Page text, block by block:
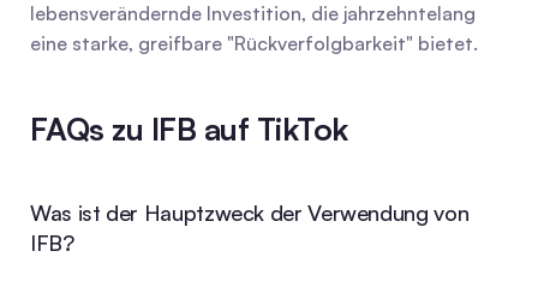
lebensverändernde Investition, die jahrzehntelang
eine starke, greifbare "Rückverfolgbarkeit" bietet.
FAQs zu IFB auf TikTok
Was ist der Hauptzweck der Verwendung von
IFB?